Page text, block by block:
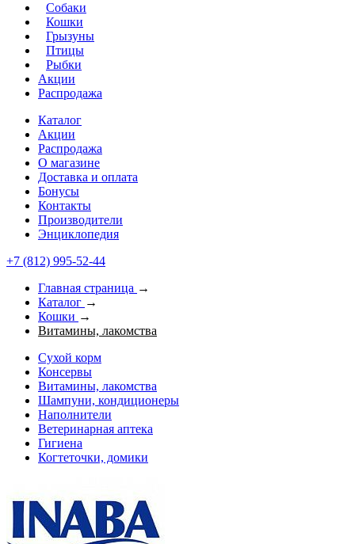
Собаки
Кошки
Грызуны
Птицы
Рыбки
Акции
Распродажа
Каталог
Акции
Распродажа
О магазине
Доставка и оплата
Бонусы
Контакты
Производители
Энциклопедия
+7 (812) 995-52-44
Главная страница →
Каталог →
Кошки →
Витамины, лакомства
Сухой корм
Консервы
Витамины, лакомства
Шампуни, кондиционеры
Наполнители
Ветеринарная аптека
Гигиена
Когтеточки, домики